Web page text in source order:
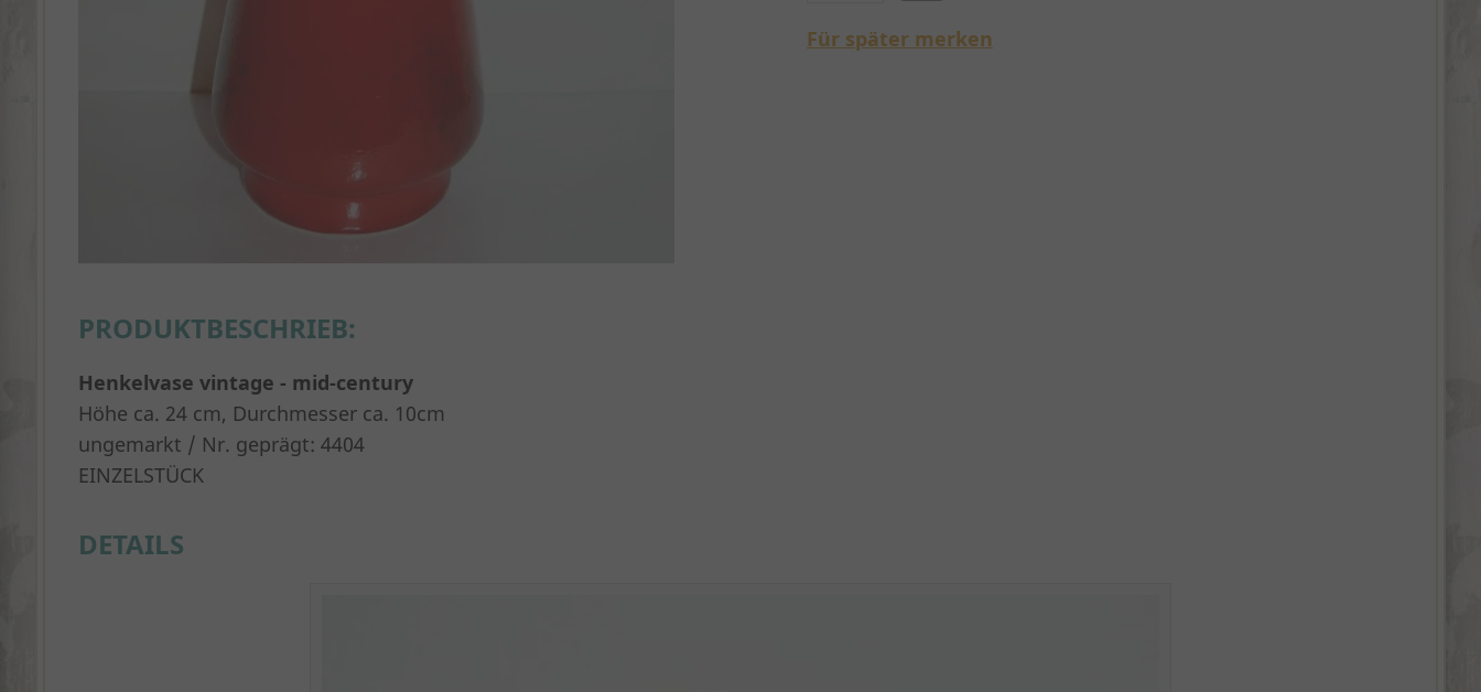
Für später merken
PRODUKTBESCHRIEB:
Henkelvase vintage - mid-century
Höhe ca. 24 cm, Durchmesser ca. 10cm
ungemarkt / Nr. geprägt: 4404
EINZELSTÜCK
DETAILS